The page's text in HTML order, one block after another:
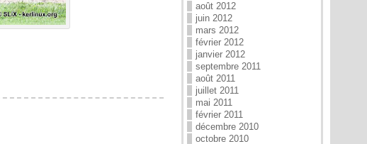
août 2012
juin 2012
mars 2012
février 2012
janvier 2012
septembre 2011
août 2011
juillet 2011
mai 2011
février 2011
décembre 2010
octobre 2010